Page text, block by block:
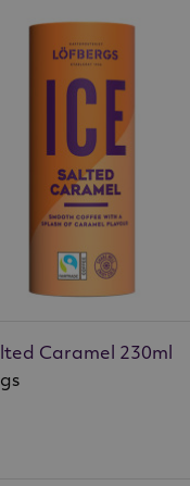
Caramel 230ml